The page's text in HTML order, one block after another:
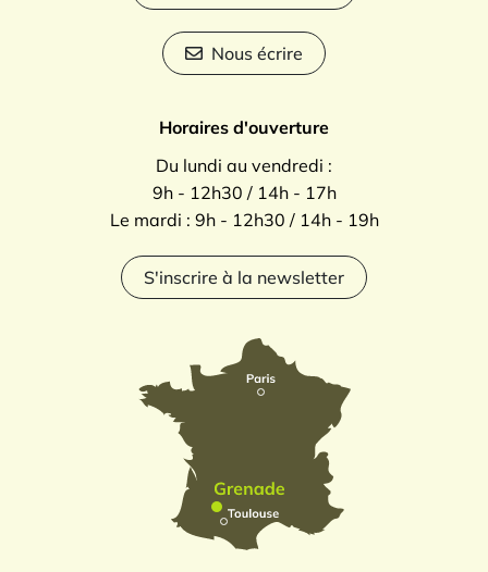
Nous écrire
Horaires d'ouverture
Du lundi au vendredi :
9h - 12h30 / 14h - 17h
Le mardi : 9h - 12h30 / 14h - 19h
S'inscrire à la newsletter